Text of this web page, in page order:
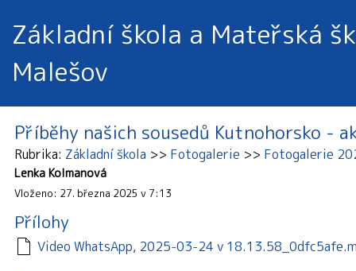
Základní škola a Mateřská
Malešov
Příběhy našich sousedů Kutnohorsko -
Rubrika Základní škola Fotogalerie Fotogalerie
Lenka Kolmanová
Vloženo: 27. března 2025 v 7:13
Přílohy
Video WhatsApp, 2025-03-24 v